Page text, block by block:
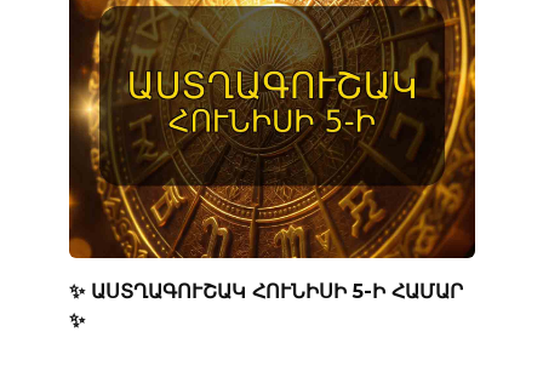
✨ ԱՍՏՂԱԳՈՒՇԱԿ ՀՈՒՆԻՍԻ 5-Ի ՀԱՄԱՐ
✨